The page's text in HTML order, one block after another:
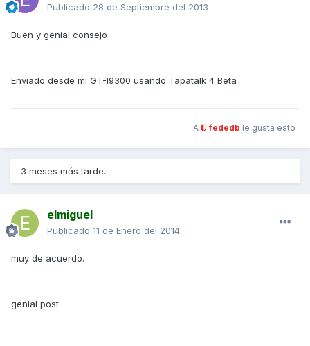
Publicado 28 de Septiembre del 2013
Buen y genial consejo
Enviado desde mi GT-I9300 usando Tapatalk 4 Beta
A fededb le gusta esto
3 meses más tarde...
elmiguel
Publicado 11 de Enero del 2014
muy de acuerdo.
genial post.